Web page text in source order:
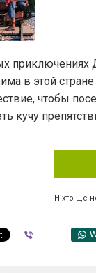
приключениях
в этой
чтобы
кучу
Ніхто ще